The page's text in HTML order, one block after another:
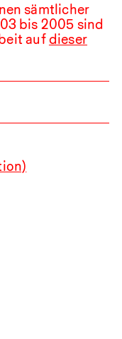
sämtlicher
bis 2005 sind
aufdieser